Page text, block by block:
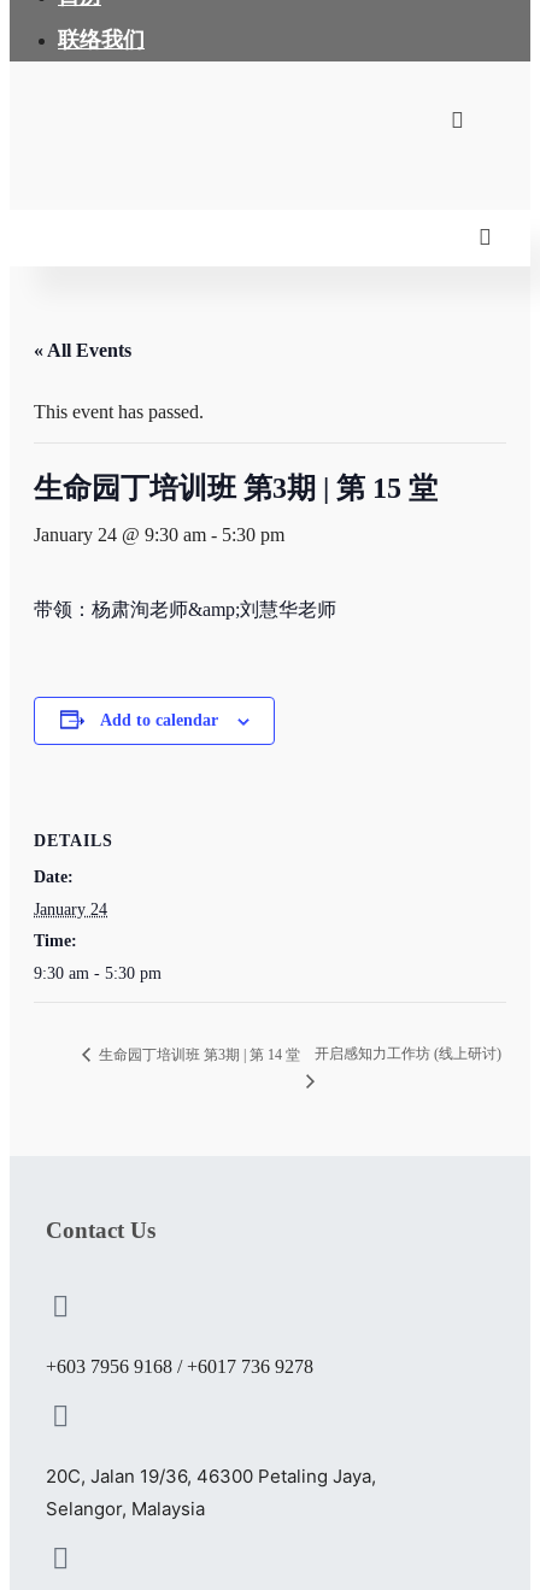
联络我们
« All Events
This event has passed.
生命园丁培训班 第3期 | 第 15 堂
January 24 @ 9:30 am - 5:30 pm
带领：杨肃洵老师&amp;刘慧华老师
Add to calendar
DETAILS
Date:
January 24
Time:
9:30 am - 5:30 pm
生命园丁培训班 第3期 | 第 14 堂 开启感知力工作坊 (线上研讨)
Contact Us
+603 7956 9168 / +6017 736 9278
20C, Jalan 19/36, 46300 Petaling Jaya,
Selangor, Malaysia